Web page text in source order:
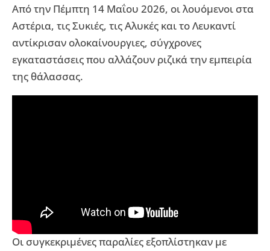
Από την Πέμπτη 14 Μαΐου 2026, οι λουόμενοι στα
Αστέρια, τις Συκιές, τις Αλυκές και το Λευκαντί
αντίκρισαν ολοκαίνουργιες, σύγχρονες
εγκαταστάσεις που αλλάζουν ριζικά την εμπειρία
της θάλασσας.
Οι συγκεκριμένες παραλίες εξοπλίστηκαν με